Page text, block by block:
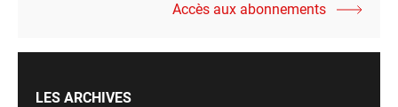
Accès aux abonnements
LES ARCHIVES